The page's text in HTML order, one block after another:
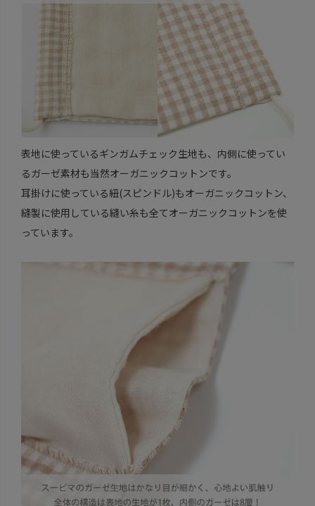
表地に使っているギンガムチェック生地も、内側に使ってい
るガーゼ素材も当然オーガニックコットンです。
耳掛けに使っている紐(スピンドル)もオーガニックコットン、
縫製に使用している縫い糸も全てオーガニックコットンを使
っています。